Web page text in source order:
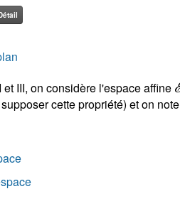
III, on considère l'espace affine
cette propriété) et on note